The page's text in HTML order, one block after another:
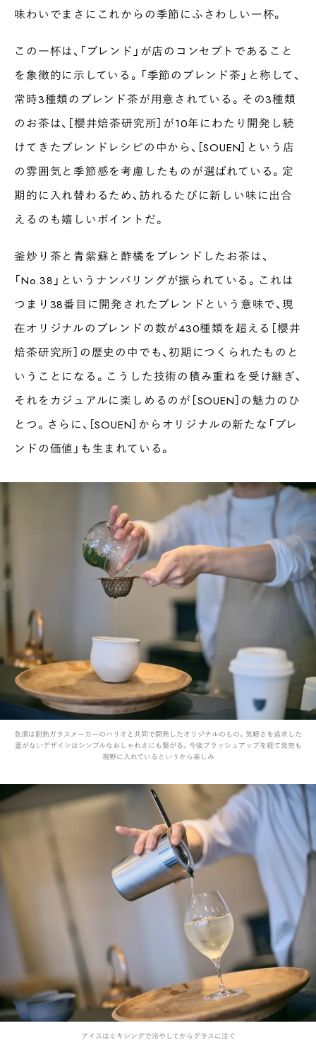
味わいでまさにこれからの季節にふさわしい一杯。
この一杯は、「ブレンド」が店のコンセプトであること
を象徴的に示している。「季節のブレンド茶」と称して、
常時3種類のブレンド茶が用意されている。その3種類
のお茶は、［櫻井焙茶研究所］が10年にわたり開発し続
けてきたブレンドレシピの中から、［SOUEN］という店
の雰囲気と季節感を考慮したものが選ばれている。定
期的に入れ替わるため、訪れるたびに新しい味に出合
えるのも嬉しいポイントだ。
釜炒り茶と青紫蘇と酢橘をブレンドしたお茶は、
「No.38」というナンバリングが振られている。これは
つまり38番目に開発されたブレンドという意味で、現
在オリジナルのブレンドの数が430種類を超える［櫻井
焙茶研究所］の歴史の中でも、初期につくられたものと
いうことになる。こうした技術の積み重ねを受け継ぎ、
それをカジュアルに楽しめるのが［SOUEN］の魅力のひ
とつ。さらに、［SOUEN］からオリジナルの新たな「ブレ
ンドの価値」も生まれている。
急須は耐熱ガラスメーカーのハリオと共同で開発したオリジナルのもの。気軽さを追求した
蓋がないデザインはシンプルなおしゃれさにも繋がる。今後ブラッシュアップを経て発売も
視野に入れているというから楽しみ
アイスはミキシングで冷やしてからグラスに注ぐ